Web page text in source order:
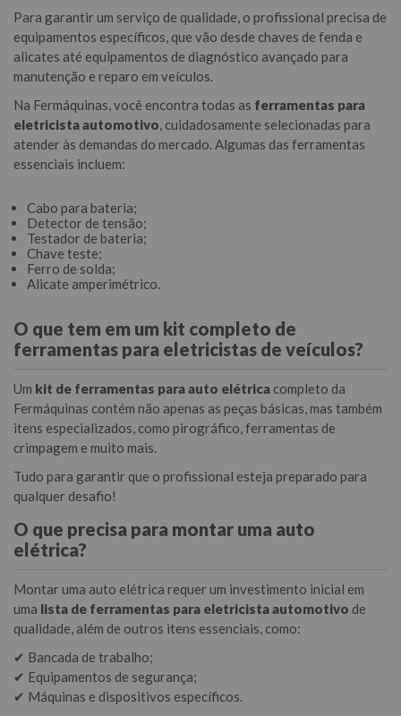
Para garantir um serviço de qualidade, o profissional precisa de
equipamentos específicos, que vão desde chaves de fenda e
alicates até equipamentos de diagnóstico avançado para
manutenção e reparo em veículos.
Na Fermáquinas, você encontra todas as ferramentas para
eletricista automotivo, cuidadosamente selecionadas para
atender às demandas do mercado. Algumas das ferramentas
essenciais incluem:
Cabo para bateria;
Detector de tensão;
Testador de bateria;
Chave teste;
Ferro de solda;
Alicate amperimétrico.
O que tem em um kit completo de
ferramentas para eletricistas de veículos?
Um kit de ferramentas para auto elétrica completo da
Fermáquinas contém não apenas as peças básicas, mas também
itens especializados, como pirográfico, ferramentas de
crimpagem e muito mais.
Tudo para garantir que o profissional esteja preparado para
qualquer desafio!
O que precisa para montar uma auto
elétrica?
Montar uma auto elétrica requer um investimento inicial em
uma lista de ferramentas para eletricista automotivo de
qualidade, além de outros itens essenciais, como:
✔ Bancada de trabalho;
✔ Equipamentos de segurança;
✔ Máquinas e dispositivos específicos.